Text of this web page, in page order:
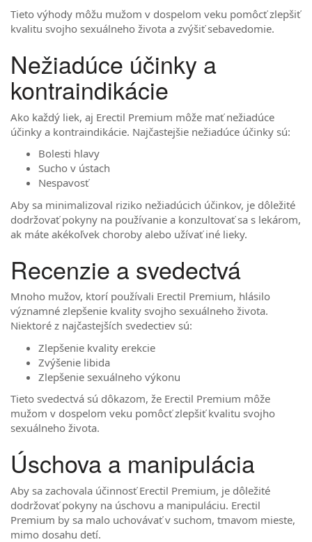
Tieto výhody môžu mužom v dospelom veku pomôcť zlepšiť
kvalitu svojho sexuálneho života a zvýšiť sebavedomie.
Nežiadúce účinky a
kontraindikácie
Ako každý liek, aj Erectil Premium môže mať nežiadúce
účinky a kontraindikácie. Najčastejšie nežiadúce účinky sú:
Bolesti hlavy
Sucho v ústach
Nespavosť
Aby sa minimalizoval riziko nežiadúcich účinkov, je dôležité
dodržovať pokyny na používanie a konzultovať sa s lekárom,
ak máte akékoľvek choroby alebo užívať iné lieky.
Recenzie a svedectvá
Mnoho mužov, ktorí používali Erectil Premium, hlásilo
významné zlepšenie kvality svojho sexuálneho života.
Niektoré z najčastejších svedectiev sú:
Zlepšenie kvality erekcie
Zvýšenie libida
Zlepšenie sexuálneho výkonu
Tieto svedectvá sú dôkazom, že Erectil Premium môže
mužom v dospelom veku pomôcť zlepšiť kvalitu svojho
sexuálneho života.
Úschova a manipulácia
Aby sa zachovala účinnosť Erectil Premium, je dôležité
dodržovať pokyny na úschovu a manipuláciu. Erectil
Premium by sa malo uchovávať v suchom, tmavom mieste,
mimo dosahu detí.